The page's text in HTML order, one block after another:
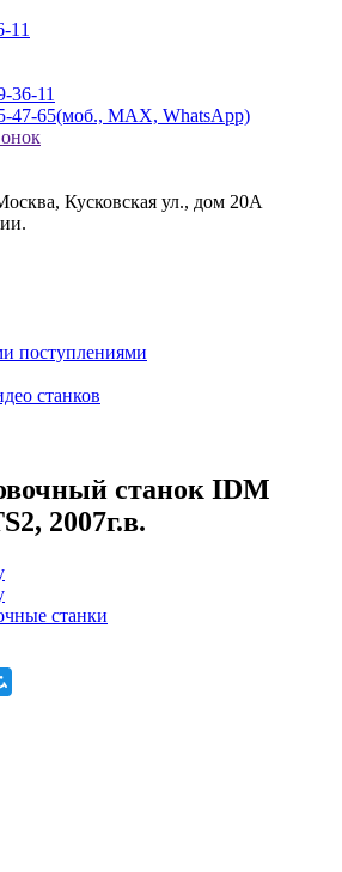
11
36-11
47-65(моб., MAX, WhatsApp)
Кусковская ул., дом 20А
поступлениями
станков
станок IDM
2007г.в.
станки